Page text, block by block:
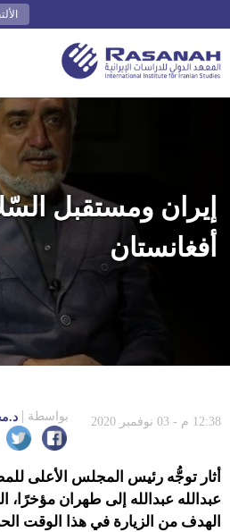
إيران ومستقبل
أفغانستان
12:38 م - 03 نوفمبر 2020 بواسطة
أثار توجُّه رئيس المجلس الأعلى
عبدالله عبدالله إلى طهران مؤخرًا،
الهدف من الزيارة في هذا الوقت